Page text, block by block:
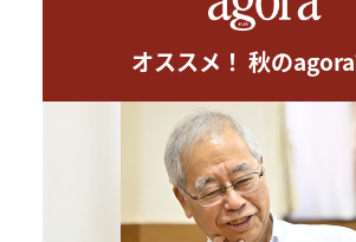
オススメ！ 秋の